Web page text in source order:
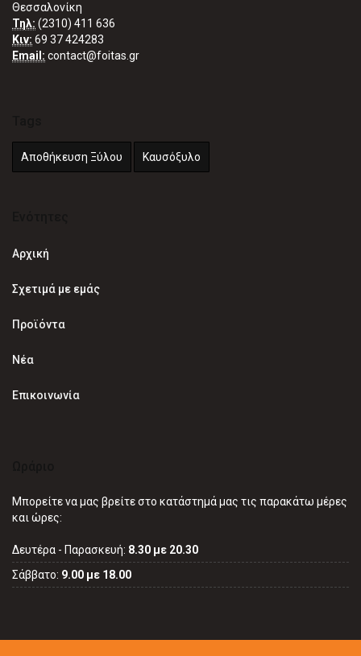
Θεσσαλονίκη
Τηλ: (2310) 411 636
Κιν: 69 37 424283
Email: contact@foitas.gr
Αποθήκευση Ξύλου Καυσόξυλο
Αρχική
Σχετιμά με εμάς
Προϊόντα
Νέα
Επικοινωνία
Μπορείτε να μας βρείτε στο κατάστημά μας τις παρακάτω μέρες
και ώρες:
Δευτέρα - Παρασκευή: 8.30 με 20.30
Σάββατο: 9.00 με 18.00